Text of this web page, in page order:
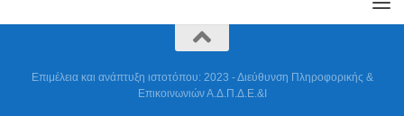
Επιμέλεια και ανάπτυξη ιστοτόπου: 2023 - Διεύθυνση Πληροφορικής &
Επικοινωνιών Α.Δ.Π.Δ.Ε.&Ι